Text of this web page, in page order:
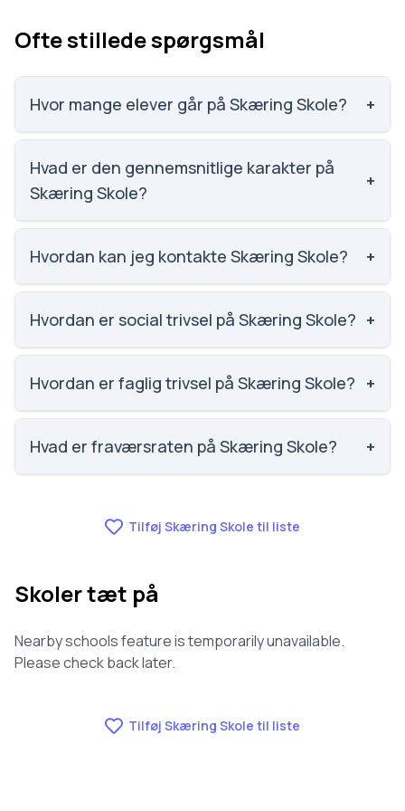
Ofte stillede spørgsmål
Hvor mange elever går på Skæring Skole? +
Skæring Skole har 816 elever, hvilket gør den til
nummer 88 ud af 3143 skoler.
Hvad er den gennemsnitlige karakter på
Skæring Skole?
+
Karaktergennemsnittet på Skæring Skole er 8.4,
nummer 195 ud af 3143 skoler.
Hvordan kan jeg kontakte Skæring Skole? +
Email: ska@mbu.aarhus.dk. Telefon: 8713 9600.
Adresse: Skæring Skole Skæring Skolevej 200, 8250
Hvordan er social trivsel på Skæring Skole? +
Social trivsel på Skæring Skole er 4.1 ud af 5, nummer
224 ud af 3143 skoler. Scoren er baseret på
Hvordan er faglig trivsel på Skæring Skole? +
Faglig trivsel på Skæring Skole er 3.8 ud af 5,
nummer 133 ud af 3143 skoler. Scoren er baseret på
Hvad er fraværsraten på Skæring Skole? +
Tilføj Skæring Skole til liste
Skoler tæt på
Nearby schools feature is temporarily unavailable.
Please check back later.
Tilføj Skæring Skole til liste